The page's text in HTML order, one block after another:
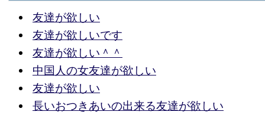
友達が欲しい
友達が欲しいです
友達が欲しい＾＾
中国人の女友達が欲しい
友達が欲しい
長いおつきあいの出来る友達が欲しい